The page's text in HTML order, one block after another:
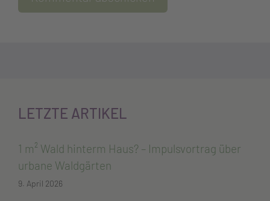
LETZTE ARTIKEL
1 m² Wald hinterm Haus? – Impulsvortrag über
urbane Waldgärten
9. April 2026